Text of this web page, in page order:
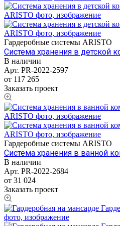
Гардеробные системы ARISTO
Система хранения в детской
В наличии
Арт. PR-2022-2597
от 117 265
Заказать проект
Гардеробные системы ARISTO
Система хранения в ванной
В наличии
Арт. PR-2022-2684
от 31 024
Заказать проект